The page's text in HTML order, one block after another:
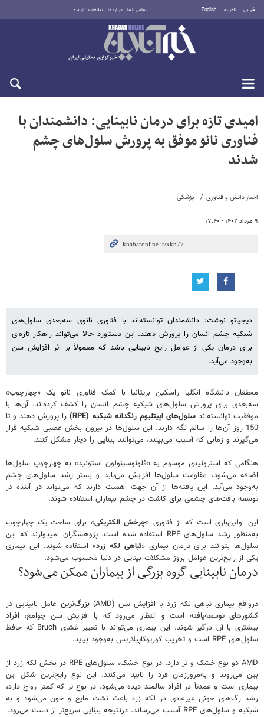
فارسی العربية English تماس با ما درباره ما تبلیغات آرشیو
یکشنبه ۱۸ مرداد ۱۴۰۵
اخبار دانش و فناوری پزشکی
۹ مرداد ۱۴۰۲ - ۱۷:۴۰
امیدی تازه برای درمان نابینایی: دانشمندان با
فناوری نانو موفق به پرورش سلول‌های چشم
شدند
دیجیاتو نوشت: دانشمندان توانسته‌اند با فناوری نانوی سه‌بعدی سلول‌های
شبکیه چشم انسان را پرورش دهند. این دستاورد حالا می‌تواند راهکار تازه‌ای
برای درمان یکی از عوامل رایج نابینایی باشد که معمولاً بر اثر افزایش سن
به‌وجود می‌آید.
محققان دانشگاه انگلیا راسکین بریتانیا با کمک فناوری نانو یک «چهارچوب»
سه‌بعدی برای پرورش سلول‌های شبکیه چشم انسان را کشف کرده‌اند. آن‌ها با
موفقیت توانسته‌اندسلول‌های اپیتلیوم رنگدانه شبکیه (RPE)
را پرورش دهند و تا
150 روز آن‌ها را سالم نگه دارند. این سلول‌ها در بیرون بخش عصبی شبکیه قرار
می‌گیرند و زمانی که آسیب می‌بینند، می‌توانند بینایی را دچار مشکل کنند.
هنگامی که استروئیدی موسوم به «فلوئوسینولون استونید» به چهارچوپ سلول‌ها
اضافه می‌شود، مقاومت سلول‌ها افزایش می‌یابد و بستر رشد سلول‌های چشم
به‌وجود می‌آید. این یافته‌ها از آن جهت اهمیت دارند که می‌تواند در آینده در
توسعه بافت‌های چشمی برای کاشت در چشم بیماران استفاده شوند.
این اولین‌باری است که از فناوری «چرخش الکتریکی» برای ساخت یک چهارچوب
به‌منظور رشد سلول‌های RPE استفاده شده است. پژوهشگران امیدوارند که این
سلول‌ها بتوانند برای درمان بیماری «تباهی لکه زرد» استفاده شوند. این بیماری
یکی از رایج‌ترین عوامل بروز مشکلات بینایی در دنیا محسوب می‌شود.
درمان نابینایی گروه بزرگی از بیماران ممکن می‌شود؟
درواقع بیماری تباهی لکه زرد با افزایش سن (AMD) بزرگ‌ترین عامل نابینایی در
کشورهای توسعه‌یافته است و انتظار می‌رود که با افزایش سن جوامع، افراد
بیشتری با آن درگیر شوند. این بیماری می‌تواند با تغییر غشای Bruch که حافظ
سلول‌های RPE است و تخریب کوریوکاپیلاریس به‌وجود بیاید.
AMD دو نوع خشک و تر دارد. در نوع خشک، سلول‌های RPE در بخش لکه زرد از
بین می‌روند و به‌مرورزمان فرد را نابینا می‌کنند. این نوع رایج‌ترین شکل این
بیماری است و عمدتاً در افراد سالمند دیده می‌شود. در نوع تر که کمتر رواج دارد،
رشد رگ‌های خونی غیرعادی در لکه زرد باعث نشت مایع و خون می‌شود و به
شبکیه و سلول‌های RPE آسیب می‌رساند. درنتیجه بینایی سریع‌تر از دست می‌رود.